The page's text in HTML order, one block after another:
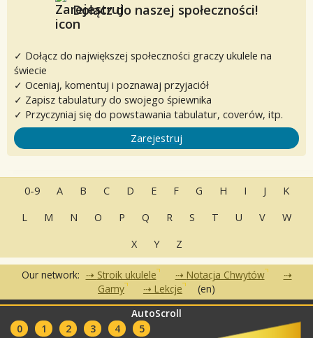
AutoScroll
0
1 2 3 4 5
Dołącz do naszej społeczności!
✓ Dołącz do największej społeczności graczy ukulele na
świecie
✓ Oceniaj, komentuj i poznawaj przyjaciół
✓ Zapisz tabulatury do swojego śpiewnika
✓ Przyczyniaj się do powstawania tabulatur, coverów, itp.
Zarejestruj
0-9 A B C D E F G H I J
K
L
M N O P Q R S T U V
W
X
Y Z
Our network: Stroik ukulele
Notacja Chwytów
Gamy
Lekcje (en)
Często zadawane pytania•Kontakt
Polityka Prywatności Partnerzy•Kluby